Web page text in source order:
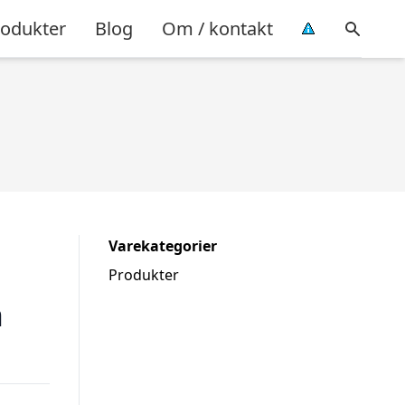
Blog Om / kontakt
Varekategorier
Produkter